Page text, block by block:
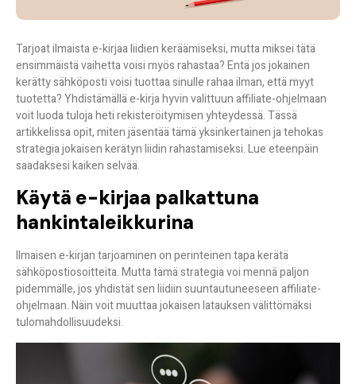
Tarjoat ilmaista e-kirjaa liidien keräämiseksi, mutta miksei tätä
ensimmäistä vaihetta voisi myös rahastaa? Entä jos jokainen
kerätty sähköposti voisi tuottaa sinulle rahaa ilman, että myyt
tuotetta? Yhdistämällä e-kirja hyvin valittuun affiliate-ohjelmaan
voit luoda tuloja heti rekisteröitymisen yhteydessä. Tässä
artikkelissa opit, miten jäsentää tämä yksinkertainen ja tehokas
strategia jokaisen kerätyn liidin rahastamiseksi. Lue eteenpäin
saadaksesi kaiken selvää.
Käytä e-kirjaa palkattuna
hankintaleikkurina
Ilmaisen e-kirjan tarjoaminen on perinteinen tapa kerätä
sähköpostiosoitteita. Mutta tämä strategia voi mennä paljon
pidemmälle, jos yhdistät senliidiin suuntautuneeseen affiliate-
ohjelmaan. Näin voit muuttaa jokaisen latauksen välittömäksi
tulomahdollisuudeksi.